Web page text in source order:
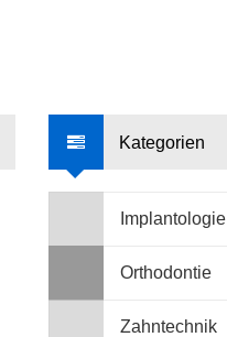
Kategorien
Implantologie
Orthodontie
Zahntechnik